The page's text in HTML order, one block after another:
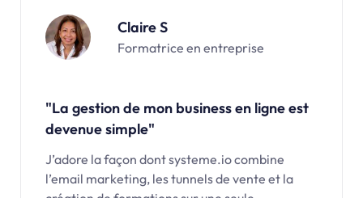
Claire S
Formatrice en entreprise
"La gestion de mon business en ligne est
devenue simple"
J’adore la façon dont systeme.io combine
l’email marketing, les tunnels de vente et la